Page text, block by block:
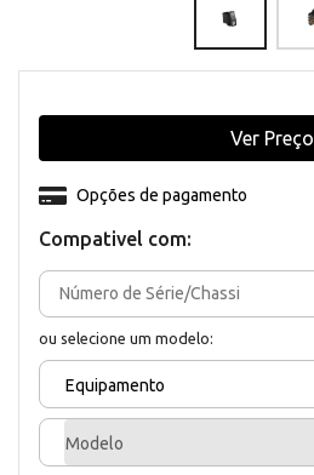
Compativel com:
ou selecione um modelo:
Equipamento
Modelo
Opções de pagamento
Ver Preço